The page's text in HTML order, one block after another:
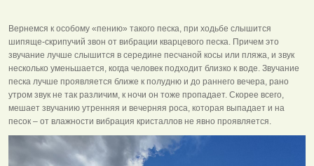
Вернемся к особому «пению» такого песка, при ходьбе слышится
шипяще-скрипучий звон от вибрации кварцевого песка. Причем это
звучание лучше слышится в середине песчаной косы или пляжа, и звук
несколько уменьшается, когда человек подходит близко к воде. Звучание
песка лучше проявляется ближе к полудню и до раннего вечера, рано
утром звук не так различим, к ночи он тоже пропадает. Скорее всего,
мешает звучанию утренняя и вечерняя роса, которая выпадает и на
песок – от влажности вибрация кристаллов не явно проявляется.